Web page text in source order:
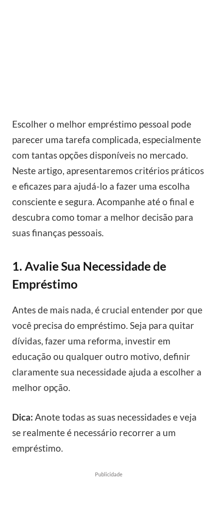
Escolher o melhor empréstimo pessoal pode
parecer uma tarefa complicada, especialmente
com tantas opções disponíveis no mercado.
Neste artigo, apresentaremos critérios práticos
e eficazes para ajudá-lo a fazer uma escolha
consciente e segura. Acompanhe até o final e
descubra como tomar a melhor decisão para
suas finanças pessoais.
1. Avalie Sua Necessidade de
Empréstimo
Antes de mais nada, é crucial entender por que
você precisa do empréstimo. Seja para quitar
dívidas, fazer uma reforma, investir em
educação ou qualquer outro motivo, definir
claramente sua necessidade ajuda a escolher a
melhor opção.
Dica: Anote todas as suas necessidades e veja
se realmente é necessário recorrer a um
empréstimo.
Publicidade